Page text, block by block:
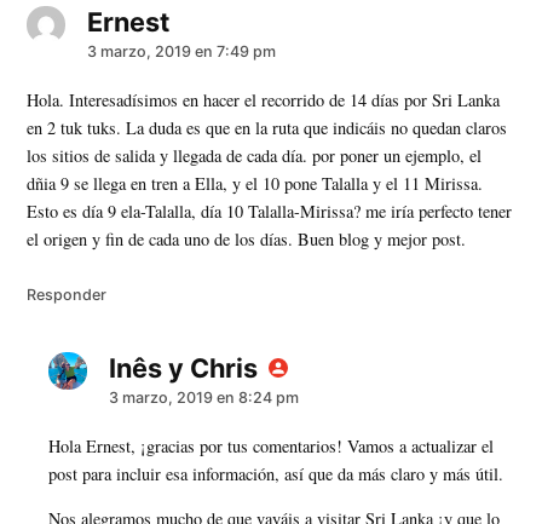
Ernestdice:
3 marzo, 2019 en 7:49 pm
Hola. Interesadísimos en hacer el recorrido de 14 días por Sri Lanka
en 2 tuk tuks. La duda es que en la ruta que indicáis no quedan claros
los sitios de salida y llegada de cada día. por poner un ejemplo, el
dñia 9 se llega en tren a Ella, y el 10 pone Talalla y el 11 Mirissa.
Esto es día 9 ela-Talalla, día 10 Talalla-Mirissa? me iría perfecto tener
el origen y fin de cada uno de los días. Buen blog y mejor post.
Responder
Inês y Chris dice:
3 marzo, 2019 en 8:24 pm
Hola Ernest, ¡gracias por tus comentarios! Vamos a actualizar el
post para incluir esa información, así que da más claro y más útil.
Nos alegramos mucho de que vayáis a visitar Sri Lanka ¡y que lo